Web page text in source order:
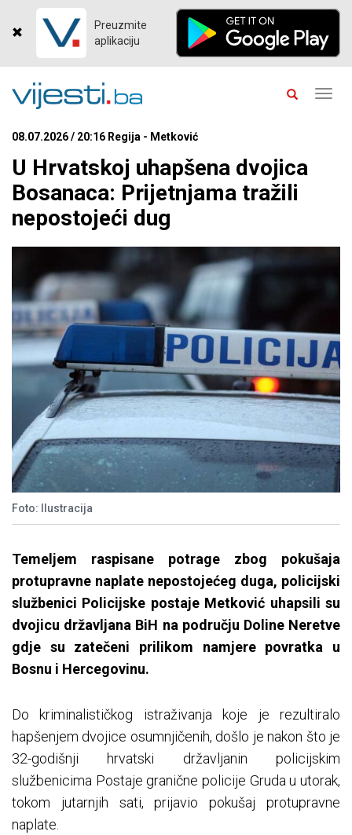
Preuzmite
aplikaciju
08.07.2026 / 20:16 Regija - Metković
U Hrvatskoj uhapšena dvojica
Bosanaca: Prijetnjama tražili
nepostojeći dug
Foto: Ilustracija
Temeljem raspisane potrage zbog pokušaja
protupravne naplate nepostojećeg duga, policijski
službenici Policijske postaje Metković uhapsili su
dvojicu državljana BiH na području Doline Neretve
gdje su zatečeni prilikom namjere povratka u
Bosnu i Hercegovinu.
Do kriminalističkog istraživanja koje je rezultiralo
hapšenjem dvojice osumnjičenih, došlo je nakon što je
32-godišnji hrvatski državljanin policijskim
službenicima Postaje granične policije Gruda u utorak,
tokom jutarnjih sati, prijavio pokušaj protupravne
naplate.